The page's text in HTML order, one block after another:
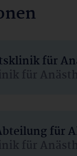
für
für
für
für